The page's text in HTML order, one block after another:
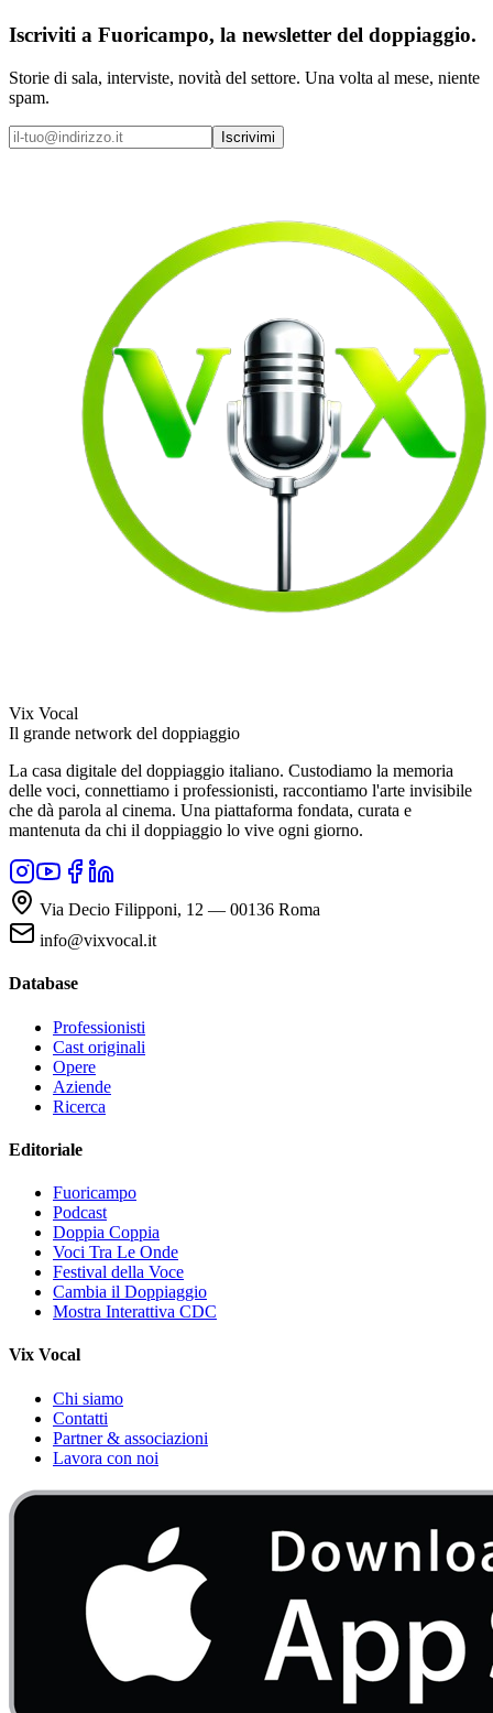
Iscriviti a Fuoricampo, la newsletter del doppiaggio.
Storie di sala, interviste, novità del settore. Una volta al mese, niente
spam.
Iscrivimi
Vix Vocal
Il grande network del doppiaggio
La casa digitale del doppiaggio italiano. Custodiamo la memoria
delle voci, connettiamo i professionisti, raccontiamo l'arte invisibile
che dà parola al cinema. Una piattaforma fondata, curata e
mantenuta da chi il doppiaggio lo vive ogni giorno.
Via Decio Filipponi, 12 — 00136 Roma
info@vixvocal.it
Database
Professionisti
Cast originali
Opere
Aziende
Ricerca
Editoriale
Fuoricampo
Podcast
Doppia Coppia
Voci Tra Le Onde
Festival della Voce
Cambia il Doppiaggio
Mostra Interattiva CDC
Vix Vocal
Chi siamo
Contatti
Partner & associazioni
Lavora con noi